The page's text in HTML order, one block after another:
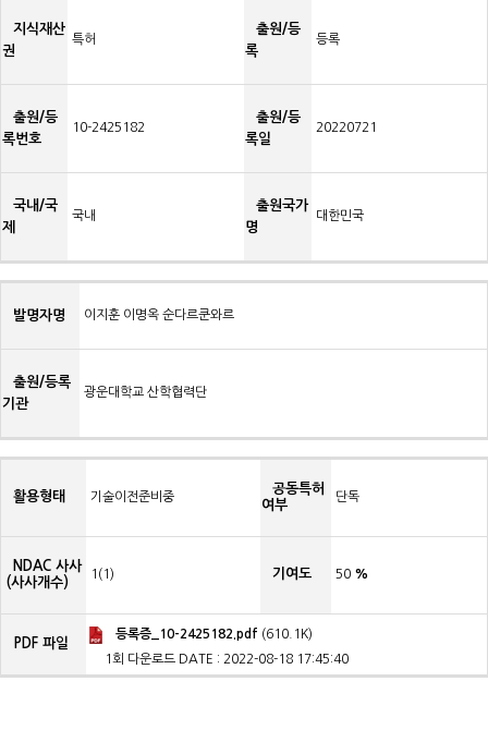
지식재산
권
특허
출원/등
록
등록
출원/등
록번호
10-2425182
출원/등
록일
20220721
국내/국
제
국내
출원국가
명
대한민국
발명자명 이지훈 이명옥 순다르쿤와르
출원/등록
기관
광운대학교 산학협력단
활용형태 기술이전준비중
공동특허
여부
단독
NDAC 사사
(사사개수)
1(1) 기여도 50 %
PDF 파일
등록증_10-2425182.pdf (610.1K)
1회 다운로드 DATE : 2022-08-18 17:45:40